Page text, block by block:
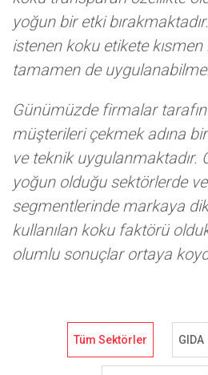
yoğun bir etki
istenen koku etikete
tamamen de
Günümüzde firmalar
müşterileri çekmek adına
ve teknik uygulanmaktadır.
yoğun olduğu sektörlerde
segmentlerinde markaya
kullanılan koku faktörü
olumlu sonuçlar ortaya
Tüm Sektörler GIDA